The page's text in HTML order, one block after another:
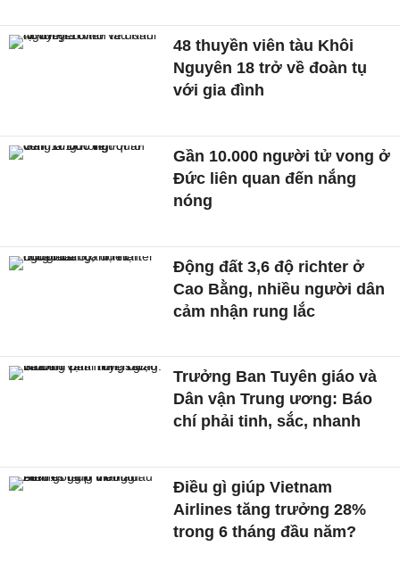
48 thuyền viên tàu Khôi
Nguyên 18 trở về đoàn tụ
với gia đình
Gần 10.000 người tử vong ở
Đức liên quan đến nắng
nóng
Động đất 3,6 độ richter ở
Cao Bằng, nhiều người dân
cảm nhận rung lắc
Trưởng Ban Tuyên giáo và
Dân vận Trung ương: Báo
chí phải tinh, sắc, nhanh
Điều gì giúp Vietnam
Airlines tăng trưởng 28%
trong 6 tháng đầu năm?